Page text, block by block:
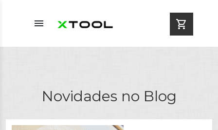
menu shopping_cart
Novidades no Blog